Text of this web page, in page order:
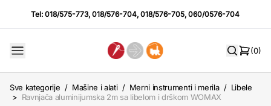
Tel:018/575-773,018/576-704,018/576-705,060/0576-704
(0)
Sve kategorije / Mašine i alati / Merni instrumenti i merila / Libele
> Ravnjača aluminijumska 2m sa libelom i drškom WOMAX